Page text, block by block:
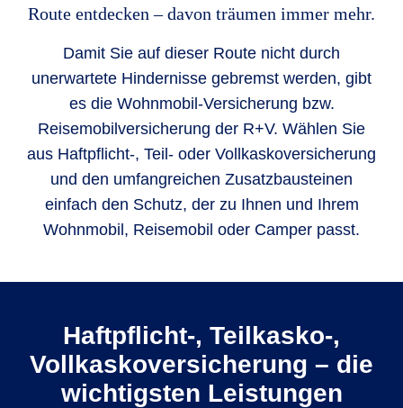
Route entdecken – davon träumen immer mehr.
Damit Sie auf dieser Route nicht durch
unerwartete Hindernisse gebremst werden, gibt
es die Wohnmobil-Versicherung bzw.
Reisemobilversicherung der R+V. Wählen Sie
aus Haftpflicht-, Teil- oder Vollkaskoversicherung
und den umfangreichen Zusatzbausteinen
einfach den Schutz, der zu Ihnen und Ihrem
Wohnmobil, Reisemobil oder Camper passt.
Haftpflicht-, Teilkasko-,
Vollkaskoversicherung – die
wichtigsten Leistungen